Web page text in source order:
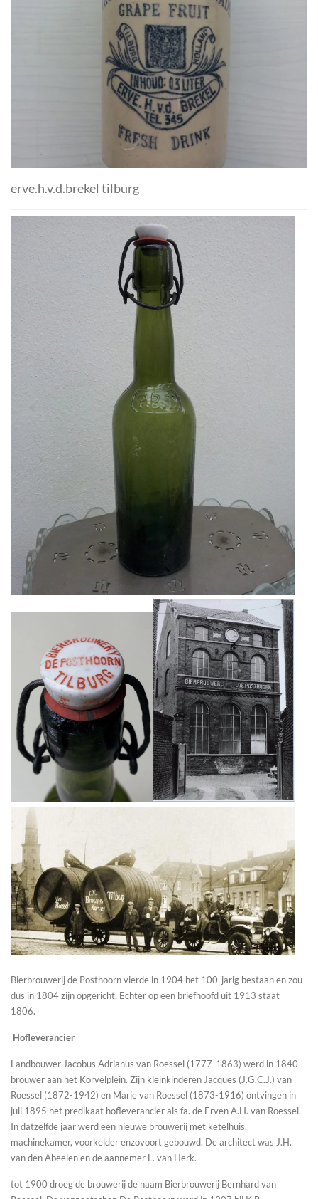
erve.h.v.d.brekel tilburg
Bierbrouwerij de Posthoorn vierde in 1904 het 100-jarig bestaan en zou
dus in 1804 zijn opgericht. Echter op een briefhoofd uit 1913 staat
1806.
Hofleverancier
Landbouwer Jacobus Adrianus van Roessel (1777-1863) werd in 1840
brouwer aan het Korvelplein. Zijn kleinkinderen Jacques (J.G.C.J.) van
Roessel (1872-1942) en Marie van Roessel (1873-1916) ontvingen in
juli 1895 het predikaat hofleverancier als fa. de Erven A.H. van Roessel.
In datzelfde jaar werd een nieuwe brouwerij met ketelhuis,
machinekamer, voorkelder enzovoort gebouwd. De architect was J.H.
van den Abeelen en de aannemer L. van Herk.
tot 1900 droeg de brouwerij de naam Bierbrouwerij Bernhard van